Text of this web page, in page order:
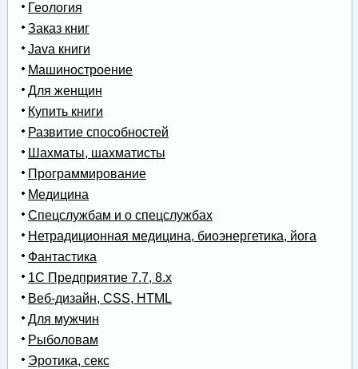
Геология
Заказ книг
Java книги
Машиностроение
Для женщин
Купить книги
Развитие способностей
Шахматы, шахматисты
Программирование
Медицина
Спецслужбам и о спецслужбах
Нетрадиционная медицина, биоэнергетика, йога
Фантастика
1С Предприятие 7.7, 8.x
Веб-дизайн, CSS, HTML
Для мужчин
Рыболовам
Эротика, секс